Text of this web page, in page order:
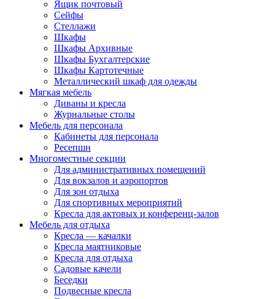
Ящик почтовый
Сейфы
Стеллажи
Шкафы
Шкафы Архивные
Шкафы Бухгалтерские
Шкафы Картотечные
Металлический шкаф для одежды
Мягкая мебель
Диваны и кресла
Журнальные столы
Мебель для персонала
Кабинеты для персонала
Ресепшн
Многоместные секции
Для административных помещений
Для вокзалов и аэропортов
Для зон отдыха
Для спортивных мероприятий
Кресла для актовых и конференц-залов
Мебель для отдыха
Кресла — качалки
Кресла маятниковые
Кресла для отдыха
Садовые качели
Беседки
Подвесные кресла